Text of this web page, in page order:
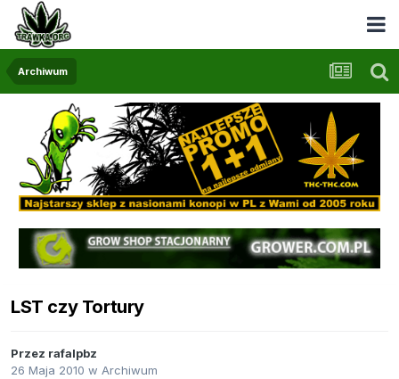
Archiwum
LST czy Tortury
Przez rafalpbz
26 Maja 2010 w Archiwum